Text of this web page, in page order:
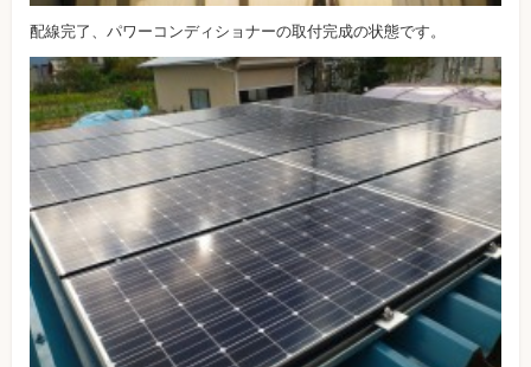
配線完了、パワーコンディショナーの取付完成の状態です。